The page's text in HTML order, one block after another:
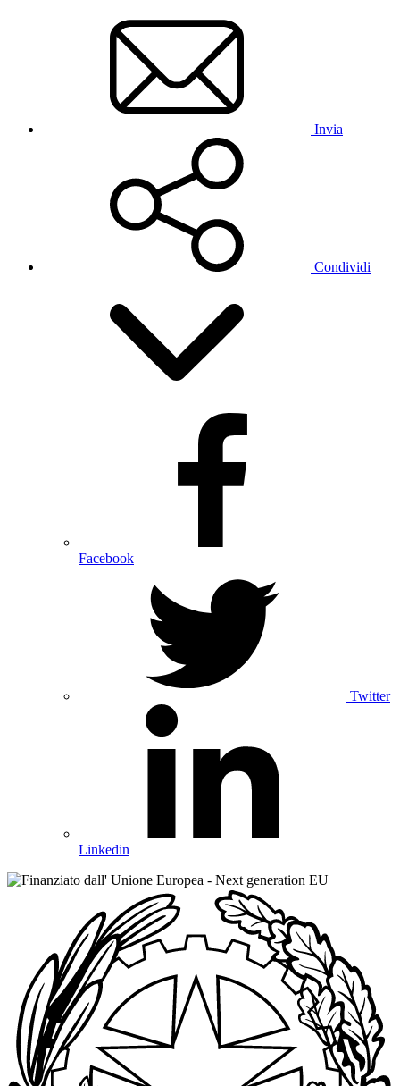
Invia
Condividi
Facebook
Twitter
Linkedin